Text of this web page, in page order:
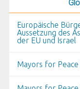
Europäische
Aussetzung des
der EU und Israel
Mayors for Peace